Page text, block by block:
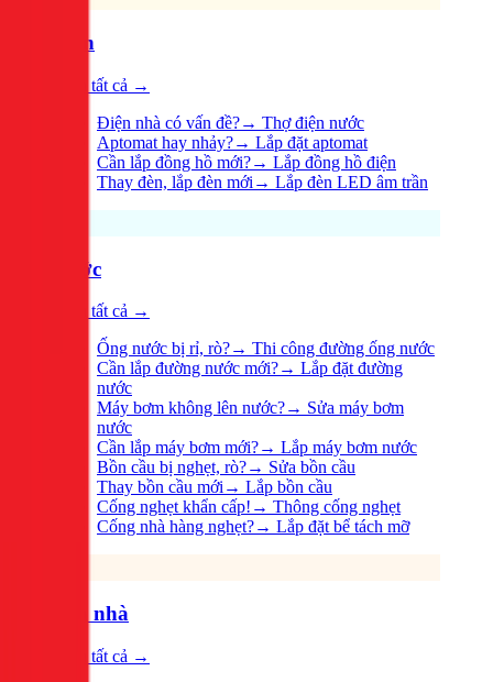
Điện
Xem tất cả →
Điện nhà có vấn đề?→ Thợ điện nước
Aptomat hay nhảy?→ Lắp đặt aptomat
Cần lắp đồng hồ mới?→ Lắp đồng hồ điện
Thay đèn, lắp đèn mới → Lắp đèn LED âm trần
Nước
Xem tất cả →
Ống nước bị rỉ, rò?→ Thi công đường ống nước
Cần lắp đường nước mới?→ Lắp đặt đường
nước
Máy bơm không lên nước?→ Sửa máy bơm
nước
Cần lắp máy bơm mới?→ Lắp máy bơm nước
Bồn cầu bị nghẹt, rò?→ Sửa bồn cầu
Thay bồn cầu mới → Lắp bồn cầu
Cống nghẹt khẩn cấp! → Thông cống nghẹt
Cống nhà hàng nghẹt?→ Lắp đặt bể tách mỡ
Sửa nhà
Xem tất cả →